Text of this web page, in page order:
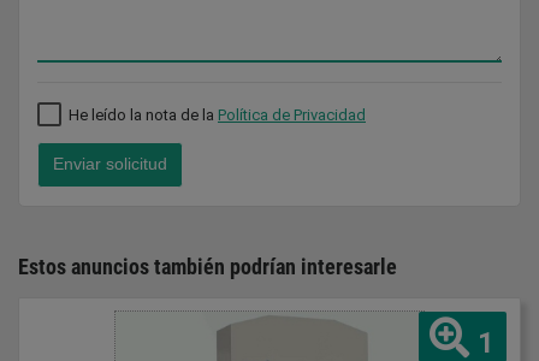
He leído la nota de la Política de Privacidad
Enviar solicitud
Estos anuncios también podrían interesarle
1